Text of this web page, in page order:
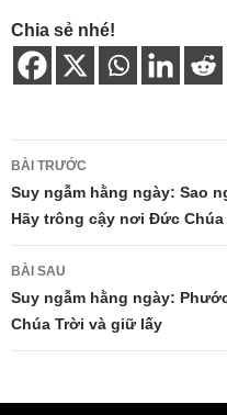
Chia sẻ nhé!
Điều
hướng
bài
viết
BÀI TRƯỚC
Suy ngẫm hằng ngày: Sao
Hãy trông cậy nơi Đức
BÀI SAU
Suy ngẫm hằng ngày:
Chúa Trời và giữ lấy